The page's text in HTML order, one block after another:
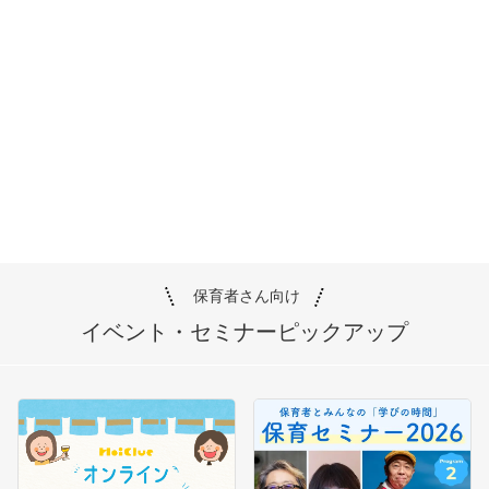
保育者さん向け
イベント・セミナーピックアップ